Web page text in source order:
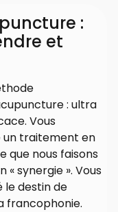
:
et
: ultra
Vous
traitement en
que nous faisons
synergie ». Vous
le destin de
francophonie.